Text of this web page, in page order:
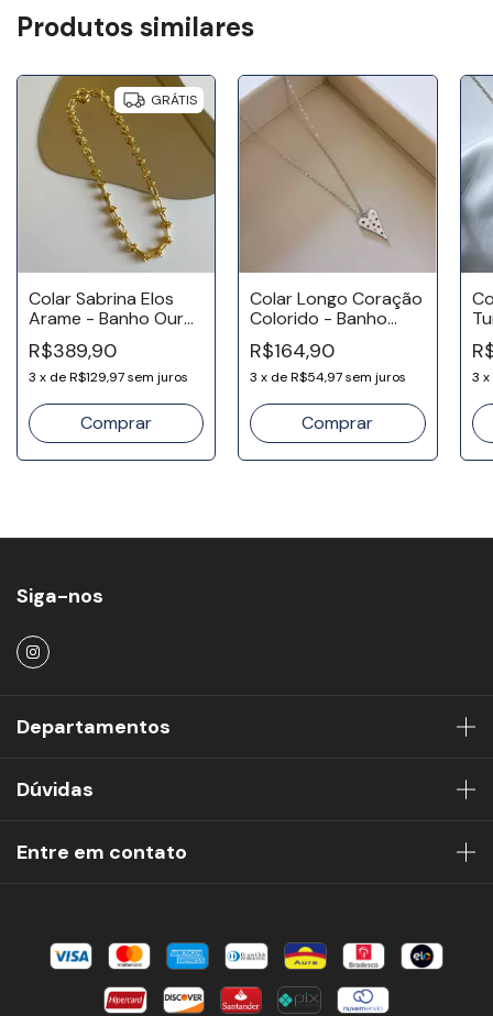
Produtos similares
GRÁTIS
Colar Sabrina Elos
Arame - Banho Ouro
18k
R$389,90
3 x deR$129,97sem juros
Colar Longo Coração
Colorido - Banho
Ródio
R$164,90
3 x deR$54,97 sem juros 3 x
Siga-nos
Departamentos
Dúvidas
Entre em contato